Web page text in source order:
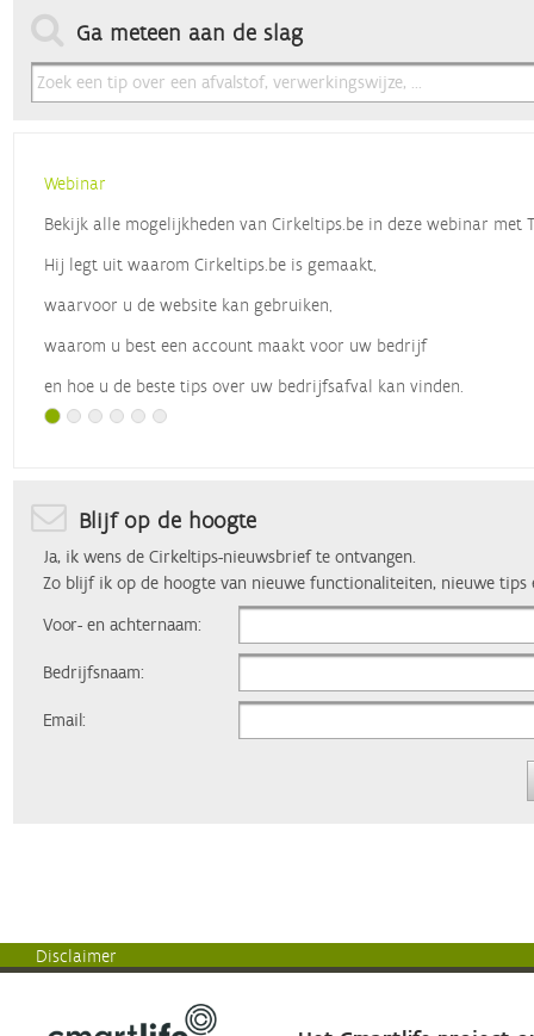
Ga meteen aan de slag
Blijf op de hoogte
Ja, ik wens de Cirkeltips-nieuwsbrief te ontvangen.
Zo blijf ik op de hoogte van nieuwe functionaliteiten, nieuwe tips
Voor- en achternaam:
Bedrijfsnaam:
Email:
Disclaimer